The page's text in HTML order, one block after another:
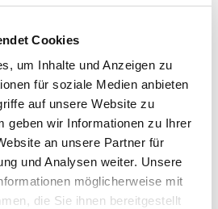
Cookies
um Inhalte und Anzeigen zu
für soziale Medien anbieten
auf unsere Website zu
geben wir Informationen zu Ihrer
an unsere Partner für
und Analysen weiter. Unsere
möglicherweise mit
die Sie ihnen bereitgestellt
Details
Details
Details